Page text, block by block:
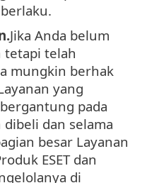
Jika Anda belum
tetapi telah
mungkin berhak
yang
pada
dan selama
besar Layanan
ESET dan
di